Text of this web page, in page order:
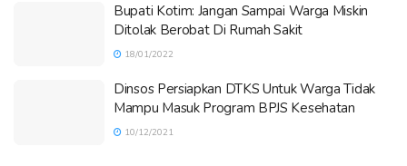
Bupati Kotim: Jangan Sampai Warga Miskin
Ditolak Berobat Di Rumah Sakit
18/01/2022
Dinsos Persiapkan DTKS Untuk Warga Tidak
Mampu Masuk Program BPJS Kesehatan
10/12/2021